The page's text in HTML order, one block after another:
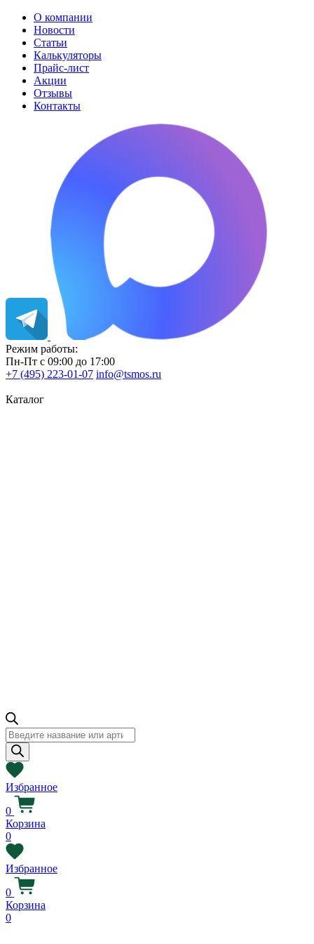
О компании
Новости
Статьи
Калькуляторы
Прайс-лист
Акции
Отзывы
Контакты
Режим работы:
Пн-Пт с 09:00 до 17:00
+7 (495) 223-01-07 info@tsmos.ru
Каталог
Поиск
товаров
Избранное
0
Корзина
0
Избранное
0
Корзина
0